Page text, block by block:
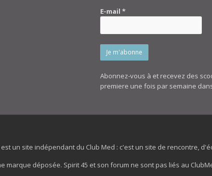
E-mail*
Abonnez-vous à et recevez des
premiere une fois par semaine
est un site indépendant du Club Med : c'est un site de rencontre,
marque déposée. Spirit 45 et son forum ne sont pas liés au